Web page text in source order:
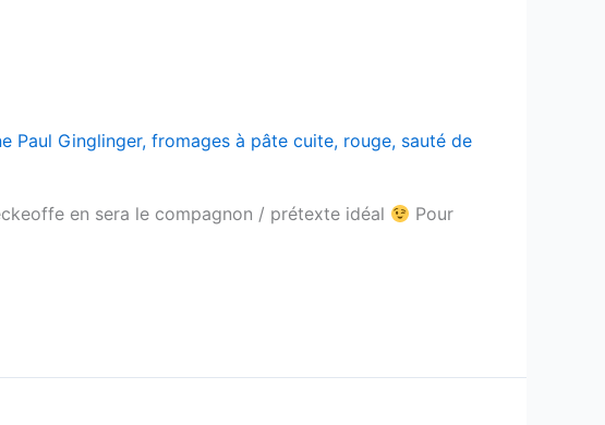
Paul Ginglinger, fromages à pâte cuite, rouge, sauté de
en sera le compagnon / prétexte idéal
Pour